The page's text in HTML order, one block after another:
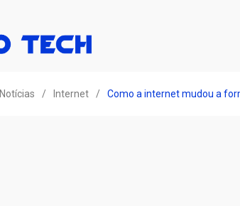
Notícias / Internet / Como a internet mudou a